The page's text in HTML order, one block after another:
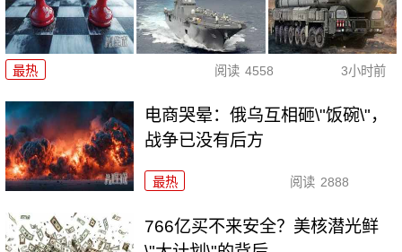
最热 阅读 4558 3小时前
电商哭晕：俄乌互相砸\"饭碗\"，
战争已没有后方
最热 阅读 2888
766亿买不来安全？美核潜光鲜